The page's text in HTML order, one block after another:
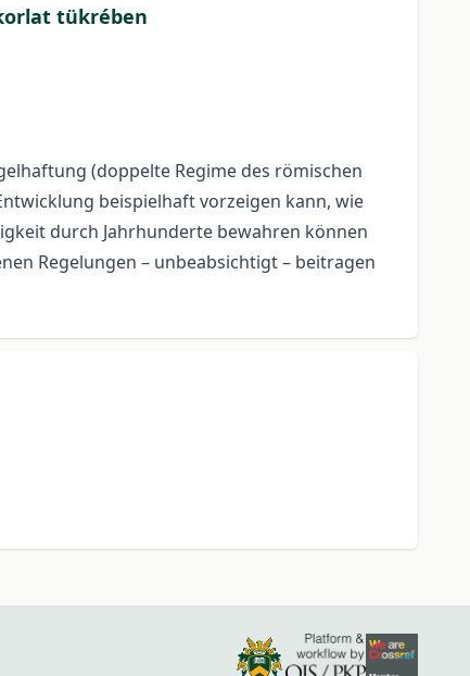
tükrében
(doppelte Regime des römischen
beispielhaft vorzeigen kann, wie
durch Jahrhunderte bewahren können
Regelungen – unbeabsichtigt – beitragen